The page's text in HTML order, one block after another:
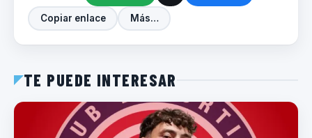
Copiar enlace Más…
TE PUEDE INTERESAR